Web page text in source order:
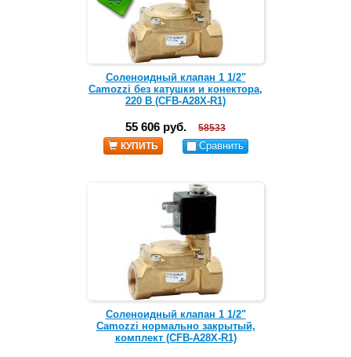
Соленоидный клапан 1 1/2"
Camozzi без катушки и конектора,
220 В (CFB-A28X-R1)
55 606 руб.
58533
КУПИТЬ
Сравнить
Соленоидный клапан 1 1/2"
Camozzi нормально закрытый,
комплект (CFB-A28X-R1)